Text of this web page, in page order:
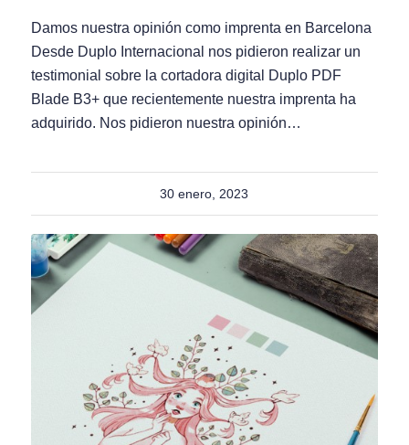
Damos nuestra opinión como imprenta en Barcelona
Desde Duplo Internacional nos pidieron realizar un
testimonial sobre la cortadora digital Duplo PDF
Blade B3+ que recientemente nuestra imprenta ha
adquirido. Nos pidieron nuestra opinión…
30 enero, 2023